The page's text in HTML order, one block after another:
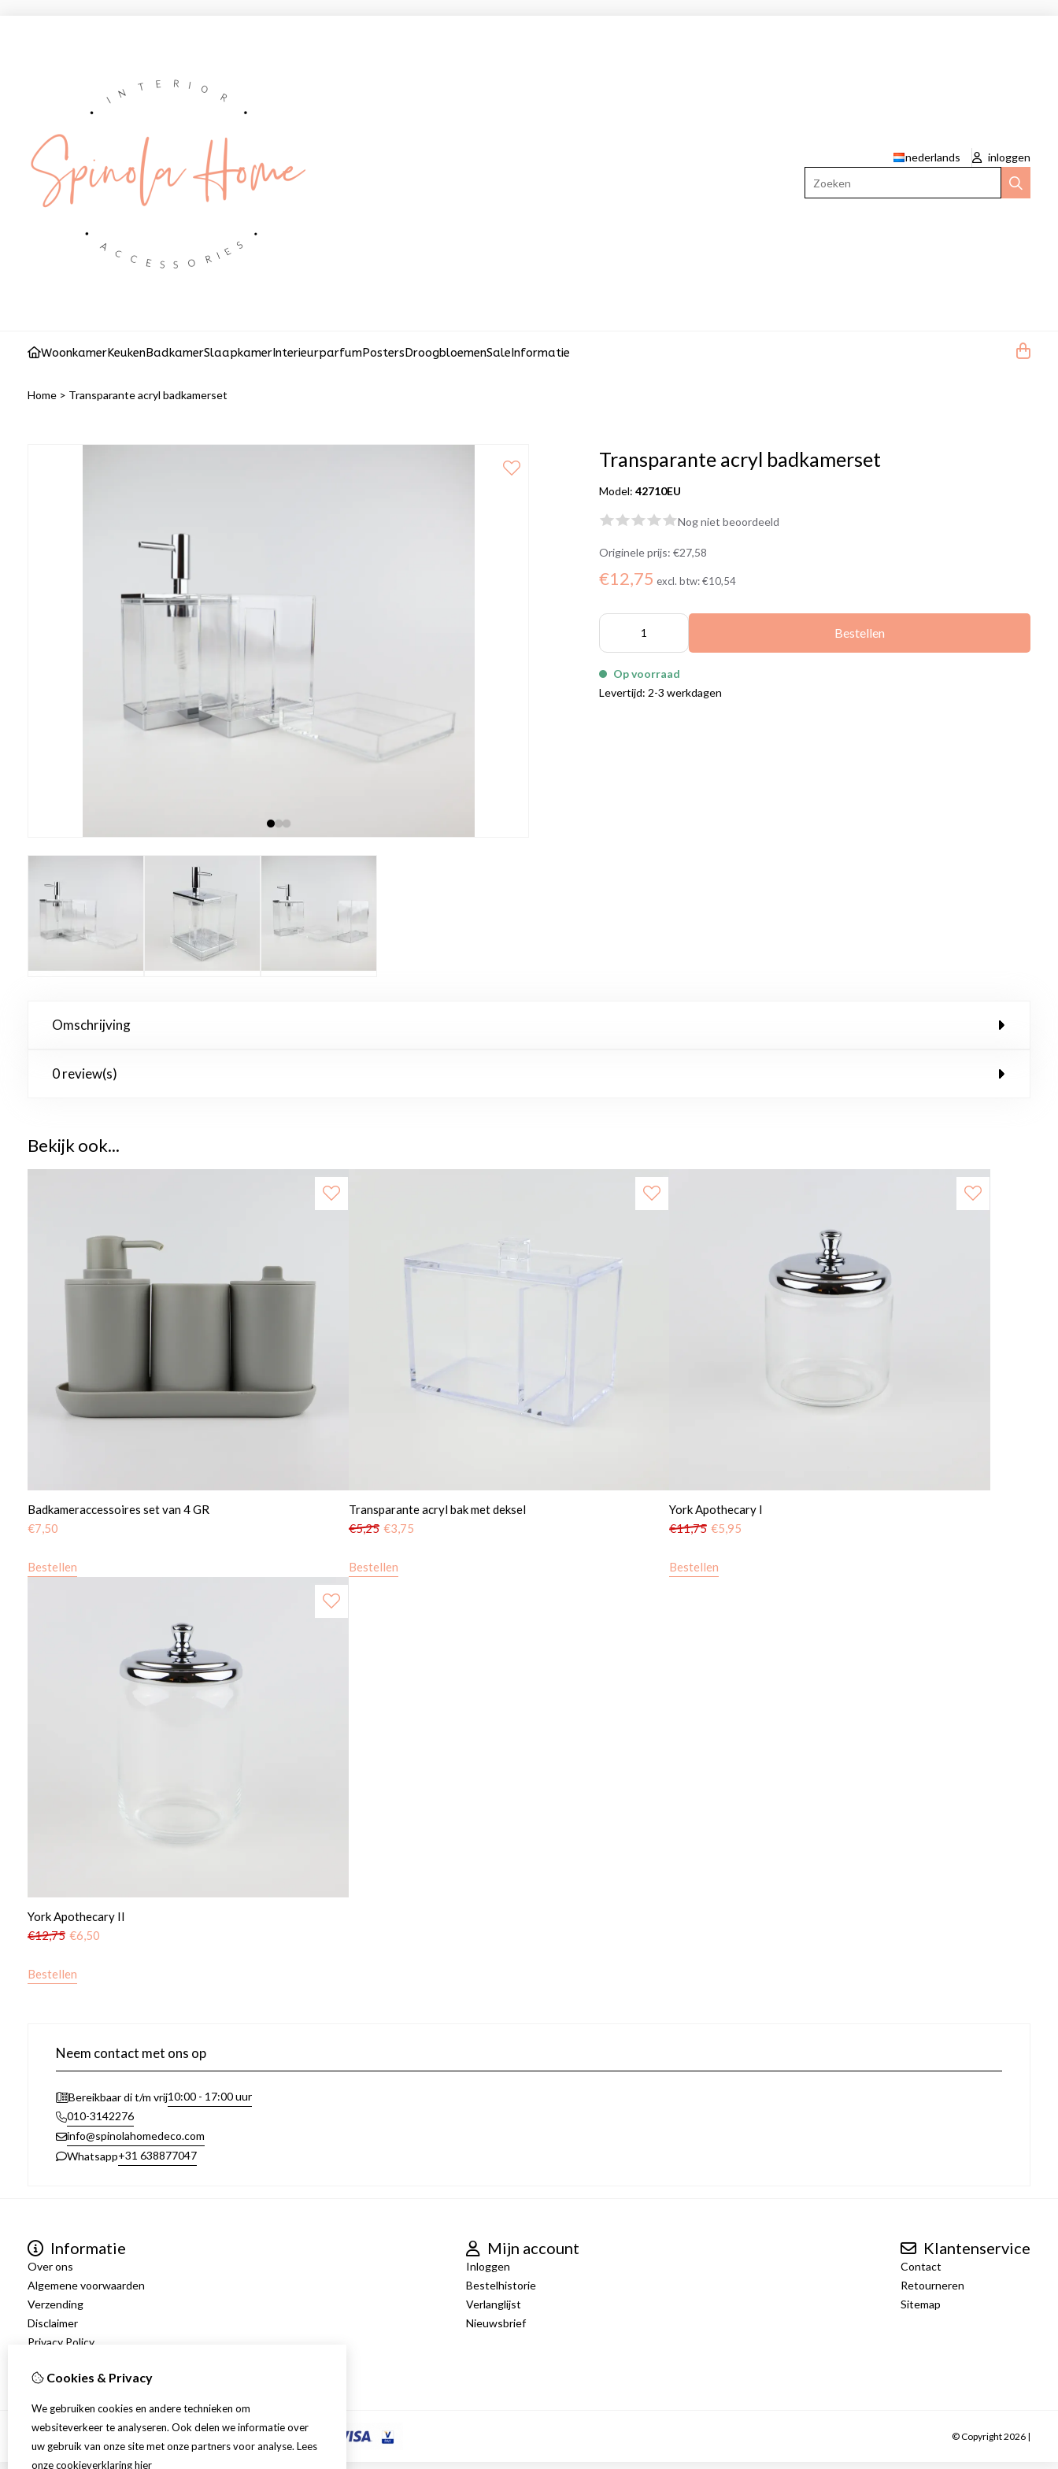
nederlands
inloggen
WoonkamerKeukenBadkamerSlaapkamerInterieurparfumPostersDroogbloemenSaleInformatie
Home > Transparante acryl badkamerset
Transparante acryl badkamerset
Model:42710EU
Nog niet beoordeeld
Originele prijs:€27,58
€12,75 excl. btw:€10,54
Bestellen
Op voorraad
Levertijd: 2-3 werkdagen
Omschrijving
0 review(s)
Bekijk ook...
Badkameraccessoires set van 4 GR
€7,50
Bestellen
Transparante acryl bak met deksel
€5,25 €3,75
Bestellen
York Apothecary I
€11,75 €5,95
Bestellen
York Apothecary II
€12,75 €6,50
Bestellen
Neem contact met ons op
Bereikbaar di t/m vrij10:00 - 17:00 uur
010-3142276
info@spinolahomedeco.com
Whatsapp+31 638877047
Informatie
Over ons
Algemene voorwaarden
Verzending
Disclaimer
Privacy Policy
Mijn account
Inloggen
Bestelhistorie
Verlanglijst
Nieuwsbrief
Klantenservice
Contact
Retourneren
Sitemap
© Copyright 2026 |
Cookies & Privacy
We gebruiken cookies en andere technieken om
websiteverkeer te analyseren. Ook delen we informatie over
uw gebruik van onze site met onze partners voor analyse. Lees
onze cookieverklaringhier